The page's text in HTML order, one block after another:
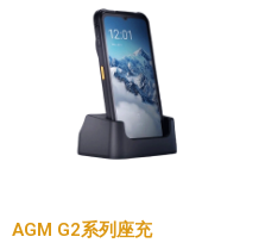
AGM G2系列座充